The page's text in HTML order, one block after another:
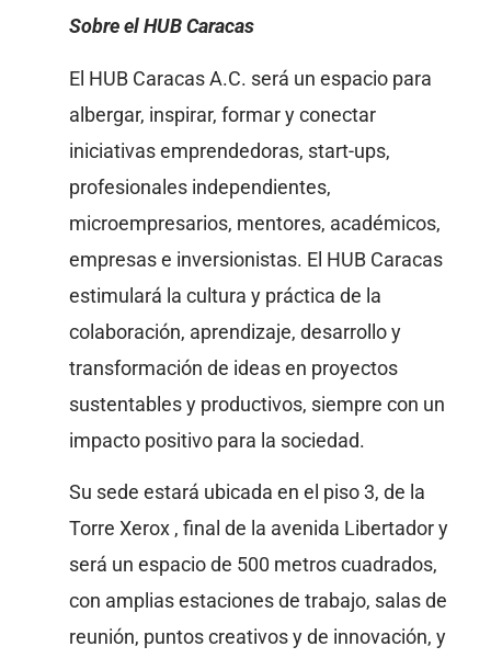
Sobre el HUB Caracas
El HUB Caracas A.C. será un espacio para
albergar, inspirar, formar y conectar
iniciativas emprendedoras, start-ups,
profesionales independientes,
microempresarios, mentores, académicos,
empresas e inversionistas. El HUB Caracas
estimulará la cultura y práctica de la
colaboración, aprendizaje, desarrollo y
transformación de ideas en proyectos
sustentables y productivos, siempre con un
impacto positivo para la sociedad.
Su sede estará ubicada en el piso 3, de la
Torre Xerox , final de la avenida Libertador y
será un espacio de 500 metros cuadrados,
con amplias estaciones de trabajo, salas de
reunión, puntos creativos y de innovación, y